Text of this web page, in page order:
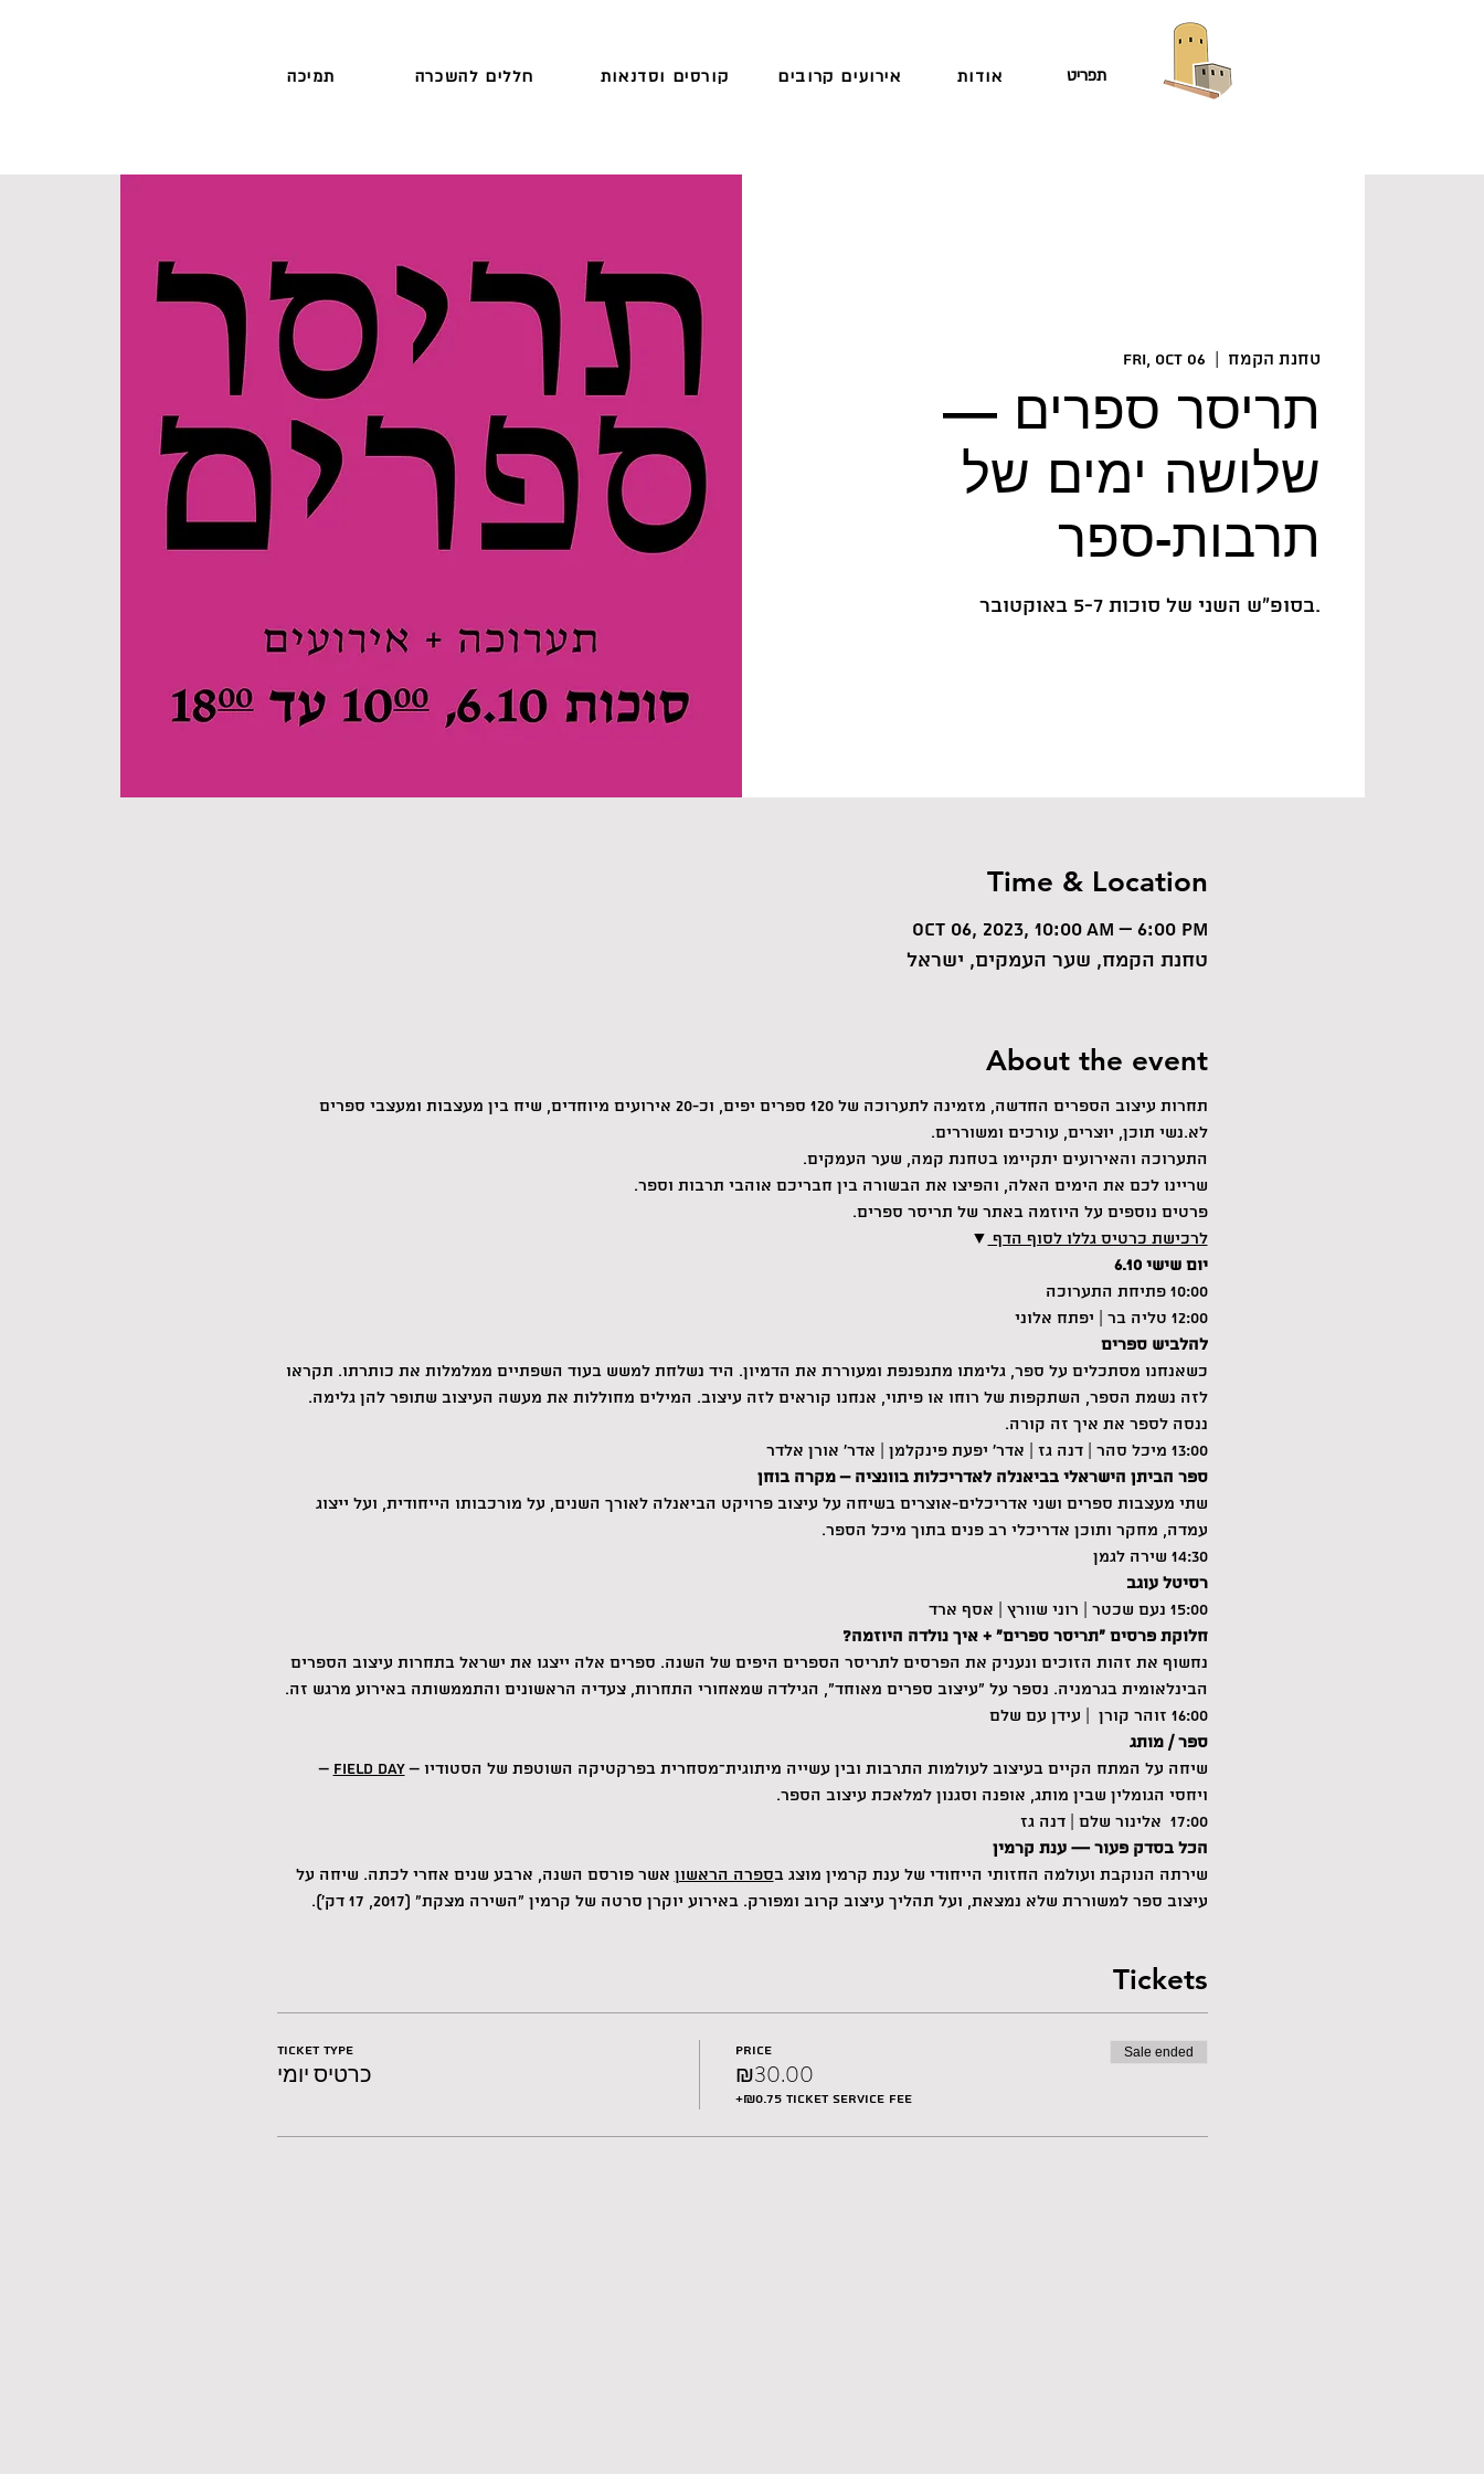
תמיכה חללים להשכרה קורסים וסדנאות אירועים קרובים אודות תפריט
Fri, Oct 06 טחנת הקמח
תריסר ספרים —
שלושה ימים של
תרבות-ספר
בסופ״ש השני של סוכות 5-7 באוקטובר.
Time & Location
Oct 06, 2023, 10:00 AM – 6:00 PM
טחנת הקמח, שער העמקים, ישראל
About the event
תחרות עיצוב הספרים החדשה, מזמינה לתערוכה של 120 ספרים יפים, וכ-20 אירועים מיוחדים, שיח בין מעצבות ומעצבי ספרים
לא.נשי תוכן, יוצרים, עורכים ומשוררים.
התערוכה והאירועים יתקיימו בטחנת קמה, שער העמקים.
שריינו לכם את הימים האלה, והפיצו את הבשורה בין חבריכם אוהבי תרבות וספר.
פרטים נוספים על היוזמה באתר של תריסר ספרים.
לרכישת כרטיס גללו לסוף הדף ▼
יום שישי 6.10
10:00 פתיחת התערוכה
12:00 טליה בר | יפתח אלוני
להלביש ספרים
כשאנחנו מסתכלים על ספר, גלימתו מתנפנפת ומעוררת את הדמיון. היד נשלחת למשש בעוד השפתיים ממלמלות את כותרתו. תקראו
לזה נשמת הספר, השתקפות של רוחו או פיתוי, אנחנו קוראים לזה עיצוב. המילים מחוללות את מעשה העיצוב שתופר להן גלימה.
ננסה לספר את איך זה קורה.
13:00 מיכל סהר | דנה גז | אדר׳ יפעת פינקלמן | אדר׳ אורן אלדר
ספר הביתן הישראלי בביאנלה לאדריכלות בוונציה – מקרה בוחן
שתי מעצבות ספרים ושני אדריכלים-אוצרים בשיחה על עיצוב פרויקט הביאנלה לאורך השנים, על מורכבותו הייחודית, ועל ייצוג
עמדה, מחקר ותוכן אדריכלי רב פנים בתוך מיכל הספר.
14:30 שירה לגמן
רסיטל עוגב
15:00 נעם שכטר | רוני שוורץ | אסף ארד
חלוקת פרסים ״תריסר ספרים״ + איך נולדה היוזמה?
נחשוף את זהות הזוכים ונעניק את הפרסים לתריסר הספרים היפים של השנה. ספרים אלה ייצגו את ישראל בתחרות עיצוב הספרים
הבינלאומית בגרמניה. נספר על ״עיצוב ספרים מאוחד״, הגילדה שמאחורי התחרות, צעדיה הראשונים והתממשותה באירוע מרגש זה.
16:00 זוהר קורן  | עידן עם שלם
ספר / מותג
שיחה על המתח הקיים בעיצוב לעולמות התרבות ובין עשייה מיתוגית־מסחרית בפרקטיקה השוטפת של הסטודיו – Field Day
–
ויחסי הגומלין שבין מותג, אופנה וסגנון למלאכת עיצוב הספר.
17:00  אלינור שלם | דנה גז
הכל בסדק פעור — ענת קרמין
שירתה הנוקבת ועולמה החזותי הייחודי של ענת קרמין מוצג בספרה הראשון אשר פורסם השנה, ארבע שנים אחרי לכתה. שיחה על
עיצוב ספר למשוררת שלא נמצאת, ועל תהליך עיצוב קרוב ומפורק. באירוע יוקרן סרטה של קרמין ״השירה מצקת״ (2017, 17 דק׳).
Tickets
Ticket type
כרטיס יומי
Price
₪30.00
+₪0.75 ticket service fee
Sale ended